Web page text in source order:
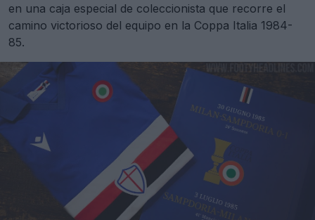
en una caja especial de coleccionista que recorre el
camino victorioso del equipo en la Coppa Italia 1984-
85.